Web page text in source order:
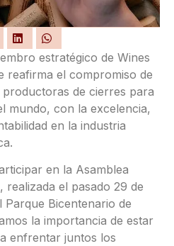
estratégico de Wines
reafirma el compromiso de
de cierres para
mundo, con la excelencia,
en la industria
en la Asamblea
realizada el pasado 29 de
Bicentenario de
la importancia de estar
enfrentar juntos los